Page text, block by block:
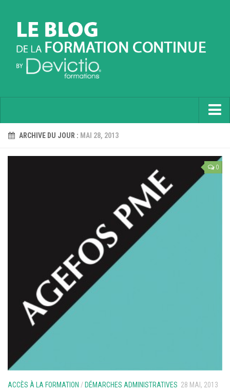
Accueil
ARCHIVE DU JOUR : MAI 28, 2013
0
ACCÈS À LA FORMATION / DÉMARCHES ADMINISTRATIVES 28 MAI, 2013